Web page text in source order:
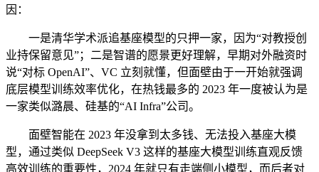
因：
一是清华学术派追基座模型的只押一家，因为“对教授创
业持保留意见”；二是智谱的愿景更好理解，早期对外融资时
说“对标 OpenAI”、VC 立刻就懂，但面壁由于一开始就强调
底层模型训练效率优化，在热钱最多的 2023 年一度被认为是
一家类似潞晨、硅基的“AI Infra”公司。
面壁智能在 2023 年没拿到太多钱、无法投入基座大模
型，通过类似 DeepSeek V3 这样的基座大模型训练直观反馈
高效训练的重要性，2024 年就只有走端侧小模型，而后者对